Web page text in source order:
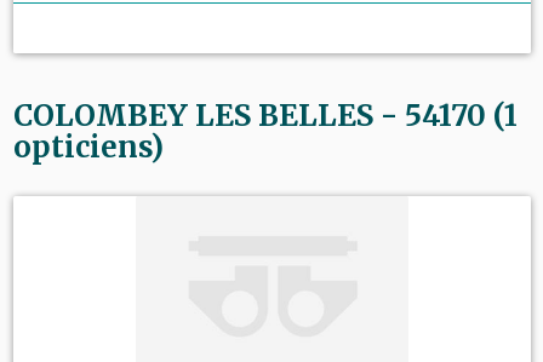
COLOMBEY LES BELLES - 54170 (1
opticiens)